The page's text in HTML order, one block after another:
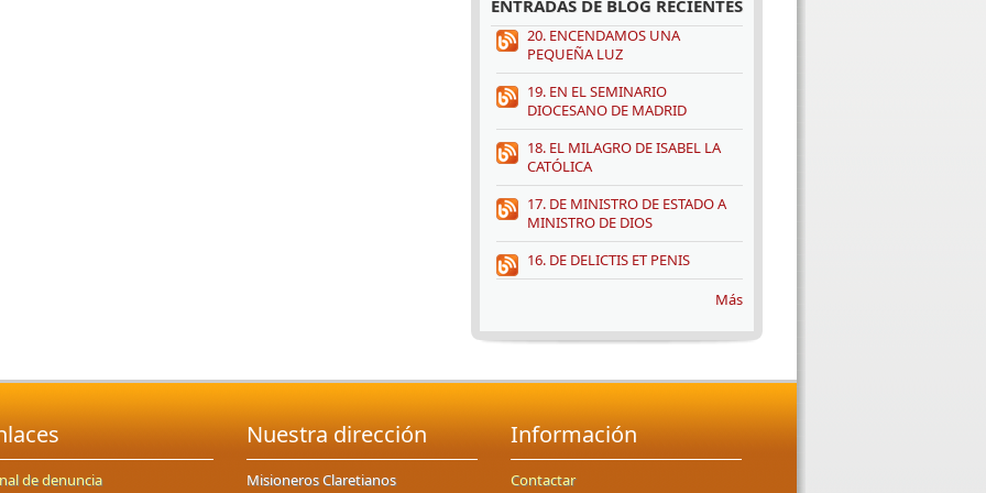
ENTRADAS DE BLOG RECIENTES
20. ENCENDAMOS UNA
PEQUEÑA LUZ
19. EN EL SEMINARIO
DIOCESANO DE MADRID
18. EL MILAGRO DE ISABEL LA
CATÓLICA
17. DE MINISTRO DE ESTADO A
MINISTRO DE DIOS
16. DE DELICTIS ET PENIS
Más
de denuncia
Nuestra dirección
Misioneros Claretianos
Información
Contactar